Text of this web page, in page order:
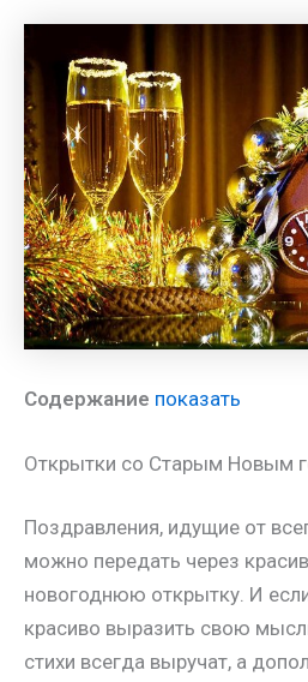
Содержание показать
Открытки со Старым Новым
Поздравления, идущие от
можно передать через
новогоднюю открытку. И
красиво выразить свою
стихи всегда выручат, а